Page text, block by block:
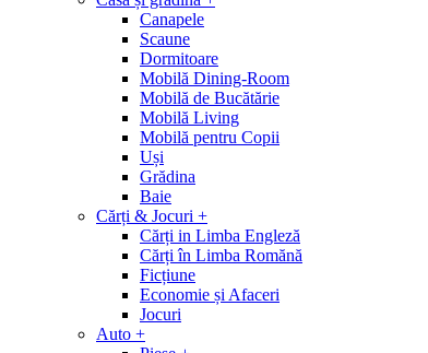
Canapele
Scaune
Dormitoare
Mobilă Dining-Room
Mobilă de Bucătărie
Mobilă Living
Mobilă pentru Copii
Uși
Grădina
Baie
Cărți & Jocuri +
Cărți in Limba Engleză
Cărți în Limba Romănă
Ficțiune
Economie și Afaceri
Jocuri
Auto +